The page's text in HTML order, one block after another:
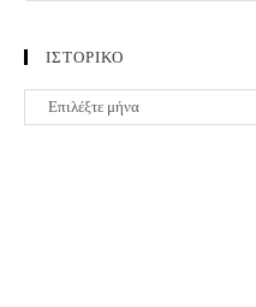
ΙΣΤΟΡΙΚΟ
ΙΣΤΟΡΙΚΟ